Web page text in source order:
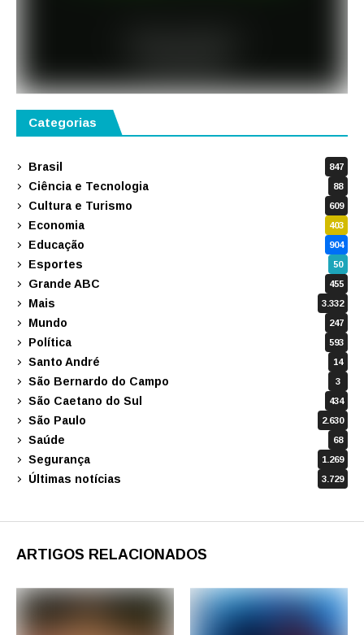
Categorias
Brasil 847
Ciência e Tecnologia 88
Cultura e Turismo 609
Economia 403
Educação 904
Esportes 50
Grande ABC 455
Mais 3.332
Mundo 247
Política 593
Santo André 14
São Bernardo do Campo 3
São Caetano do Sul 434
São Paulo 2.630
Saúde 68
Segurança 1.269
Últimas notícias 3.729
ARTIGOS RELACIONADOS